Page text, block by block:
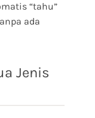
“tahu”
ada
Jenis